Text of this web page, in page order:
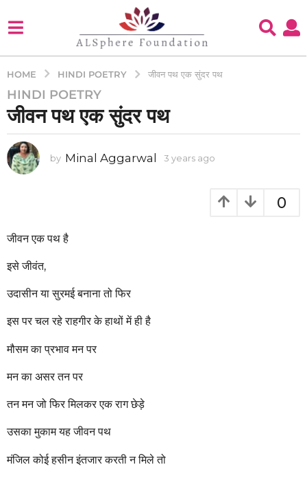
HOME HINDI POETRY जीवन पथ एक सुंदर पथ
3
y
a
r
3
e
a
s
a
o
HINDI POETRY
जीवन पथ एक सुंदर पथ
by Minal Aggarwal 3 years ago
a
0
जीवन एक पथ है
इसे जीवंत,
उदासीन या सुरमई बनाना तो फिर
इस पर चल रहे राहगीर के हाथों में ही है
मौसम का प्रभाव मन पर
मन का असर तन पर
तन मन जो फिर मिलकर एक राग छेड़े
उसका मुकाम यह जीवन पथ
मंजिल कोई हसीन इंतजार करती न मिले तो